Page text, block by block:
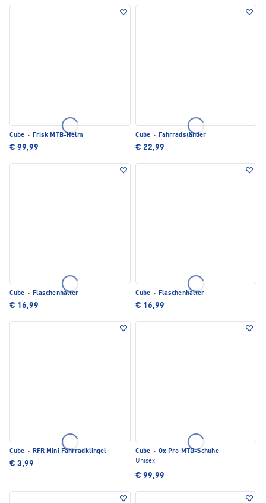
Cube · Frisk MTB-Helm
€ 99,99
Cube · Fahrradständer
€ 22,99
Cube · Flaschenhalter
€ 16,99
Cube · Flaschenhalter
€ 16,99
Cube · RFR Mini Fahrradklingel
€ 3,99
Cube · Ox Pro MTB-Schuhe
Unisex
€ 99,99